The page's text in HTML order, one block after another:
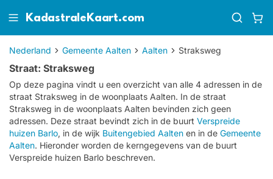
KadastraleKaart.com
Nederland Gemeente Aalten Aalten Straksweg
Straat: Straksweg
Op deze pagina vindt u een overzicht van alle 4 adressen in de
straat Straksweg in de woonplaats Aalten. In de straat
Straksweg in de woonplaats Aalten bevinden zich geen
adressen. Deze straat bevindt zich in de buurt Verspreide
huizen Barlo, in de wijk Buitengebied Aalten en in de Gemeente
Aalten. Hieronder worden de kerngegevens van de buurt
Verspreide huizen Barlo beschreven.